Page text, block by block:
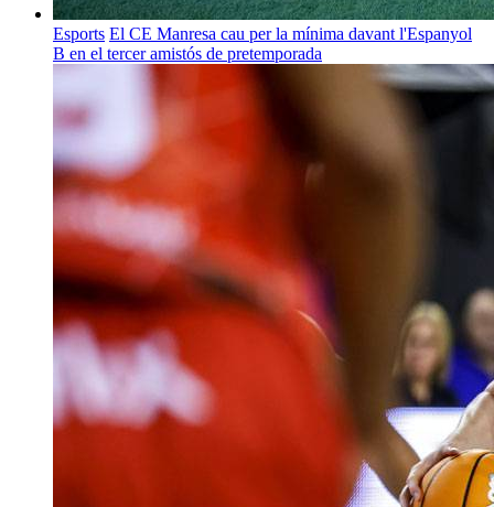
Esports El CE Manresa cau per la mínima davant l'Espanyol
B en el tercer amistós de pretemporada